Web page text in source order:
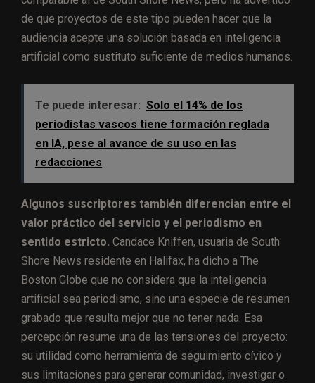
de que proyectos de este tipo pueden hacer que la
audiencia acepte una solución basada en inteligencia
artificial como sustituto suficiente de medios humanos.
Te puede interesar: Solo el 14% de los
periodistas vascos tiene formación reglada
en IA, pese al avance de su uso en las
redacciones
Algunos suscriptores también diferencian entre el
valor práctico del servicio y el periodismo en
sentido estricto. Candace Kniffen, usuaria de South
Shore News residente en Halifax, ha dicho a The
Boston Globe que no considera que la inteligencia
artificial sea periodismo, sino una especie de resumen
grabado que resulta mejor que no tener nada. Esa
percepción resume una de las tensiones del proyecto:
su utilidad como herramienta de seguimiento cívico y
sus limitaciones para generar comunidad, investigar o